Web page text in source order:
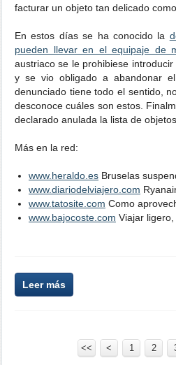
facturar un objeto tan delicado
En estos días se ha conocido la
pueden llevar en el equipaje de
austriaco se le prohibiese
y se vio obligado a abandonar
denunciado tiene todo el sentido,
desconoce cuáles son estos.
declarado anulada la lista de
Más en la red:
www.heraldo.es Bruselas
www.diariodelviajero.com
www.tatosite.com Como
www.bajocoste.com Viajar ligero,
Leer más
<< < 1 2